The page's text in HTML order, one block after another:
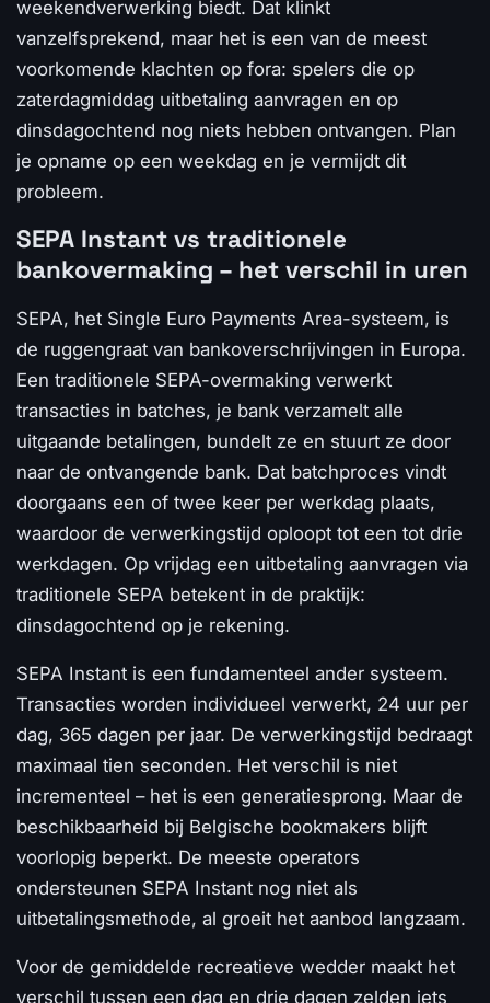
weekendverwerking biedt. Dat klinkt
vanzelfsprekend, maar het is een van de meest
voorkomende klachten op fora: spelers die op
zaterdagmiddag uitbetaling aanvragen en op
dinsdagochtend nog niets hebben ontvangen. Plan
je opname op een weekdag en je vermijdt dit
probleem.
SEPA Instant vs traditionele
bankovermaking – het verschil in uren
SEPA, het Single Euro Payments Area-systeem, is
de ruggengraat van bankoverschrijvingen in Europa.
Een traditionele SEPA-overmaking verwerkt
transacties in batches, je bank verzamelt alle
uitgaande betalingen, bundelt ze en stuurt ze door
naar de ontvangende bank. Dat batchproces vindt
doorgaans een of twee keer per werkdag plaats,
waardoor de verwerkingstijd oploopt tot een tot drie
werkdagen. Op vrijdag een uitbetaling aanvragen via
traditionele SEPA betekent in de praktijk:
dinsdagochtend op je rekening.
SEPA Instant is een fundamenteel ander systeem.
Transacties worden individueel verwerkt, 24 uur per
dag, 365 dagen per jaar. De verwerkingstijd bedraagt
maximaal tien seconden. Het verschil is niet
incrementeel – het is een generatiesprong. Maar de
beschikbaarheid bij Belgische bookmakers blijft
voorlopig beperkt. De meeste operators
ondersteunen SEPA Instant nog niet als
uitbetalingsmethode, al groeit het aanbod langzaam.
Voor de gemiddelde recreatieve wedder maakt het
verschil tussen een dag en drie dagen zelden iets